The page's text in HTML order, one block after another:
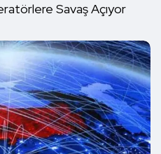
Savaş Açıyor